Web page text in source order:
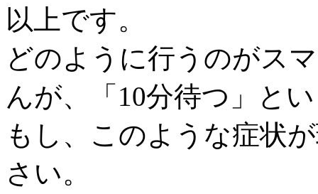
以上です。
どのように行うのがス
んが、「10分待つ」と
もし、このような症状
さい。